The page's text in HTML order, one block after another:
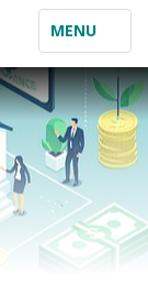
TOGGLE
NAVIGATION
MENU